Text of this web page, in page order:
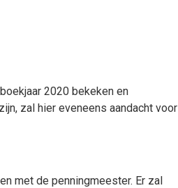
2020 bekeken en
zal hier eveneens aandacht voor
met de penningmeester. Er zal